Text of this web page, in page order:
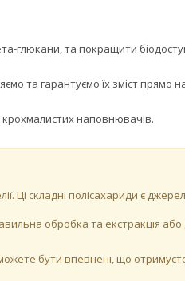
глюкани, та покращити
та гарантуємо їх зміст прямо
крохмалистих наповнювачів.
складні полісахариди є
обробка та екстракція
бути впевнені, що